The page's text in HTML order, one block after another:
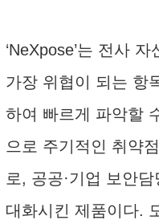
‘NeXpose’는 전사
가장 위협이 되는 항
하여 빠르게 파악할
으로 주기적인 취약
로, 공공·기업 보안
대화시킨 제품이다.